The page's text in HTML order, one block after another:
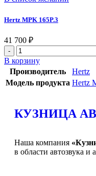
Hertz MPK 165P.3
41 700 ₽
В корзину
Производитель
Hertz
Модель продукта Hertz
КУЗНИЦА
Наша компания
в области автозвука